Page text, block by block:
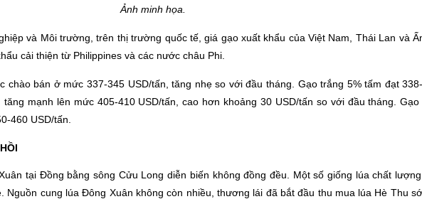
Ảnh minh họa.
và Môi trường, trên thị trường quốc tế, giá gạo xuất khẩu của Việt Nam, Thái Lan và
cải thiện từ Philippines và các nước châu Phi.
bán ở mức 337-345 USD/tấn, tăng nhẹ so với đầu tháng. Gạo trắng 5% tấm đạt 338-
mạnh lên mức 405-410 USD/tấn, cao hơn khoảng 30 USD/tấn so với đầu tháng. Gạo
460 USD/tấn.
tại Đồng bằng sông Cửu Long diễn biến không đồng đều. Một số giống lúa chất lượng
Nguồn cung lúa Đông Xuân không còn nhiều, thương lái đã bắt đầu thu mua lúa Hè Thu